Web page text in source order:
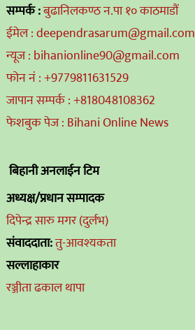
सम्पर्क :बुढानिलकण्ठ न.पा १० काठमाडौं
ईमेल : deependrasarum@gmail.com
न्यूज : bihanionline90@gmail.com
फोन नं : +9779811631529
जापान सम्पर्क : +818048108362
फेशबुक पेज : Bihani Online News
बिहानी अनलाईन टिम
अध्यक्ष/प्रधान सम्पादक
दिपेन्द्र सारु मगर (दुर्लभ)
संवाददाता:तु-आवश्यकता
सल्लाहाकार
रञ्जीता ढकाल थापा